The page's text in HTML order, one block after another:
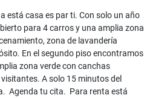
está casa es par ti. Con solo un año
para 4 carros y una amplia zona
zona de lavandería
En el segundo piso encontramos
zona verde con canchas
A solo 15 minutos del
Agenda tu cita. Para renta está